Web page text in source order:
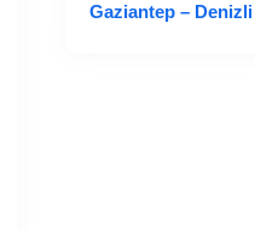
Gaziantep – Denizli